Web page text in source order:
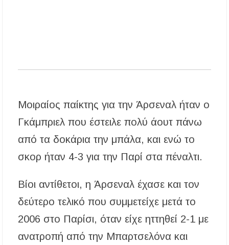
επαναλειτουργία της δομής»
Μοιραίος παίκτης για την Άρσεναλ ήταν ο
Γκάμπριελ που έστειλε πολύ άουτ πάνω
από τα δοκάρια την μπάλα, και ενώ το
σκορ ήταν 4-3 για την Παρί στα πέναλτι.
Βίοι αντίθετοι, η Άρσεναλ έχασε και τον
δεύτερο τελικό που συμμετείχε μετά το
2006 στο Παρίσι, όταν είχε ηττηθεί 2-1 με
ανατροπή από την Μπαρτσελόνα και